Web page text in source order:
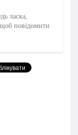
ласка,
повідомити